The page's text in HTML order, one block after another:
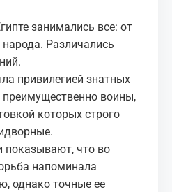
занимались все: от
Различались
привилегией знатных
воины,
которых строго
показывают, что во
напоминала
однако точные ее